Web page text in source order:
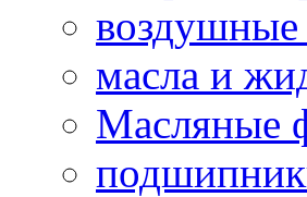
масла и
Масляные